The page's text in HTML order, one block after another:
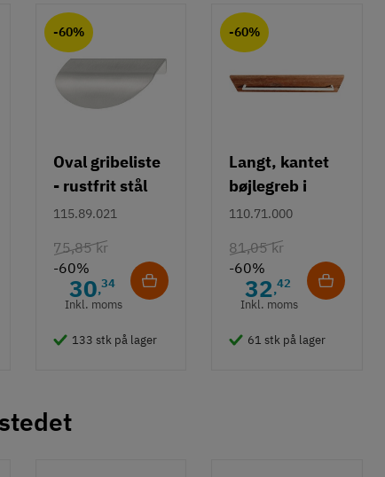
-60%
Oval gribeliste
- rustfrit stål
115.89.021
75,85 kr
-60%
30,34
Inkl. moms
133 stk på lager
-60%
Langt, kantet
bøjlegreb i
rustfrit stål m/
- 490 mm
110.71.000
81,05 kr
-60%
32,42
Inkl. moms
61 stk på lager